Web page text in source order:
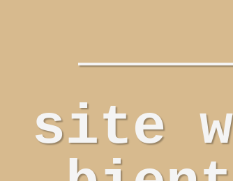
site